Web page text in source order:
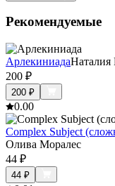
Рекомендуемые
АрлекиниадаНаталия
200 ₽
200 ₽
0.00
Complex Subject
Олива Моралес
44 ₽
44 ₽